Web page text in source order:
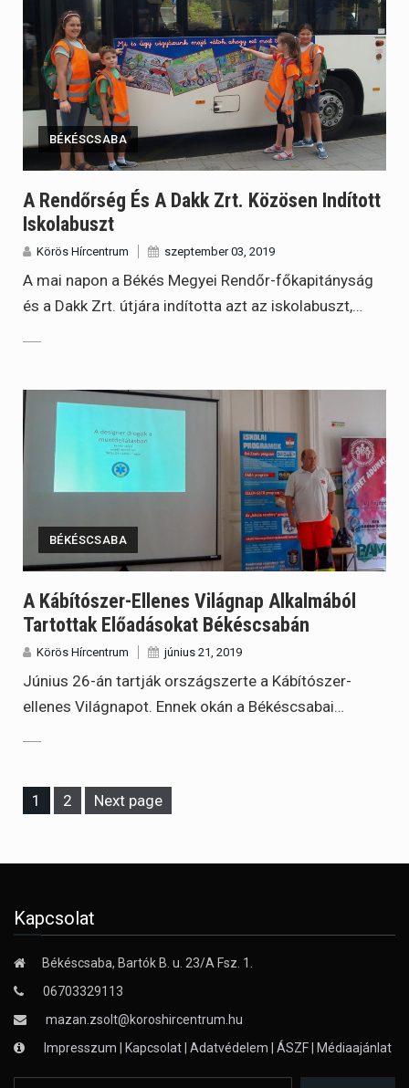
BÉKÉSCSABA
A Rendőrség És A Dakk Zrt. Közösen Indított
Iskolabuszt
Körös Hírcentrum szeptember 03, 2019
A mai napon a Békés Megyei Rendőr-főkapitányság
és a Dakk Zrt. útjára indította azt az iskolabuszt,…
BÉKÉSCSABA
A Kábítószer-Ellenes Világnap Alkalmából
Tartottak Előadásokat Békéscsabán
Körös Hírcentrum június 21, 2019
Június 26-án tartják országszerte a Kábítószer-
ellenes Világnapot. Ennek okán a Békéscsabai…
Page
1 Page
2 Next page
Kapcsolat
Békéscsaba, Bartók B. u. 23/A Fsz. 1.
06703329113
mazan.zsolt@koroshircentrum.hu
Impresszum
Kapcsolat Adatvédelem ÁSZF Médiaajánlat